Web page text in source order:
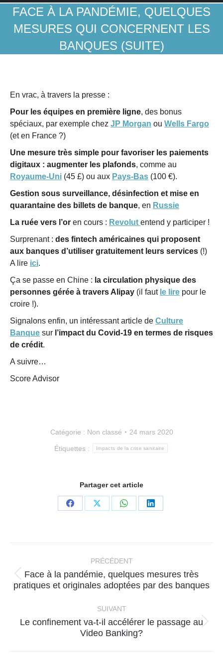
FACE À LA PANDÉMIE, QUELQUES
MESURES QUI CONCERNENT LES
BANQUES (SUITE)
En vrac, à travers la presse :
Pour les équipes en première ligne, des bonus
spéciaux, par exemple chez JP Morgan ou Wells Fargo
(et en France ?)
Une mesure très simple pour favoriser les paiements
digitaux : augmenter les plafonds, comme au
Royaume-Uni (45 £) ou aux Pays-Bas (100 €).
Gestion sous surveillance, désinfection et mise en
quarantaine des billets de banque, en Russie
La ruée vers l’or en cours : Revolut entend y participer !
Surprenant : des fintech américaines qui proposent
aux banques d’utiliser gratuitement leurs services (!)
A lire ici.
Ça se passe en Chine : la circulation physique des
personnes gérée à travers Alipay (il faut le lire pour le
croire !).
Signalons enfin, un intéressant article de Culture
Banque sur l’impact du Covid-19 en termes de risques
de crédit.
A suivre…
Score Advisor
Catégorie : Non classé 24 mars 2020
Étiquettes : Impacts de la crise sanitaire
Partager cet article
PartagerPartagerPartagerPartager
PRÉCÉDENT
Article
précédent
Face à la pandémie, quelques mesures très
pratiques et originales adoptées par des banques
SUIVANT
Article
suivant
Le confinement va-t-il accélérer le passage au
Video Banking?